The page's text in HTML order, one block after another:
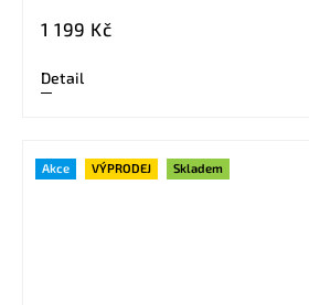
1 199 Kč
Detail
Akce VÝPRODEJ Skladem